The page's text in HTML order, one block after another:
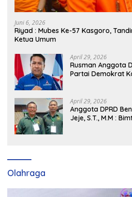
Juni 6, 2026
Riyad : Mubes Ke-57 Kasgoro,
Ketua Umum
April 29, 2026
Rusman Anggota
Partai Demokrat
April 29, 2026
Anggota DPRD
Jeje, S.T., M.M :
Olahraga